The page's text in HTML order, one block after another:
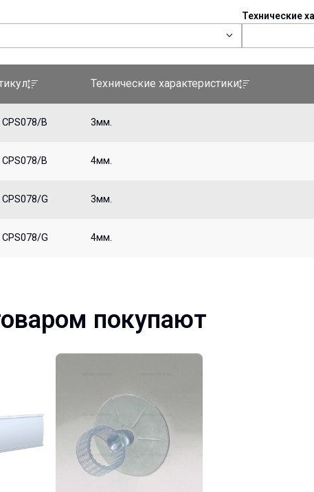
Технические
Технические характеристики
CPS078/B 3мм.
CPS078/B 4мм.
CPS078/G 3мм.
CPS078/G 4мм.
покупают